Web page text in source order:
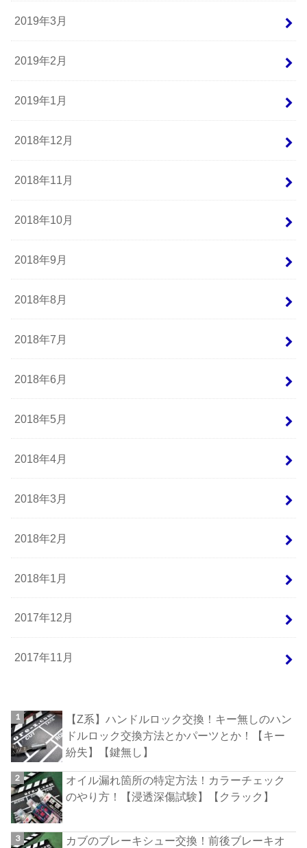
2019年3月
2019年2月
2019年1月
2018年12月
2018年11月
2018年10月
2018年9月
2018年8月
2018年7月
2018年6月
2018年5月
2018年4月
2018年3月
2018年2月
2018年1月
2017年12月
2017年11月
【Z系】ハンドルロック交換！キー無しのハン
ドルロック交換方法とかパーツとか！【キー
紛失】【鍵無し】
オイル漏れ箇所の特定方法！カラーチェック
のやり方！【浸透深傷試験】【クラック】
カブのブレーキシュー交換！前後ブレーキオ